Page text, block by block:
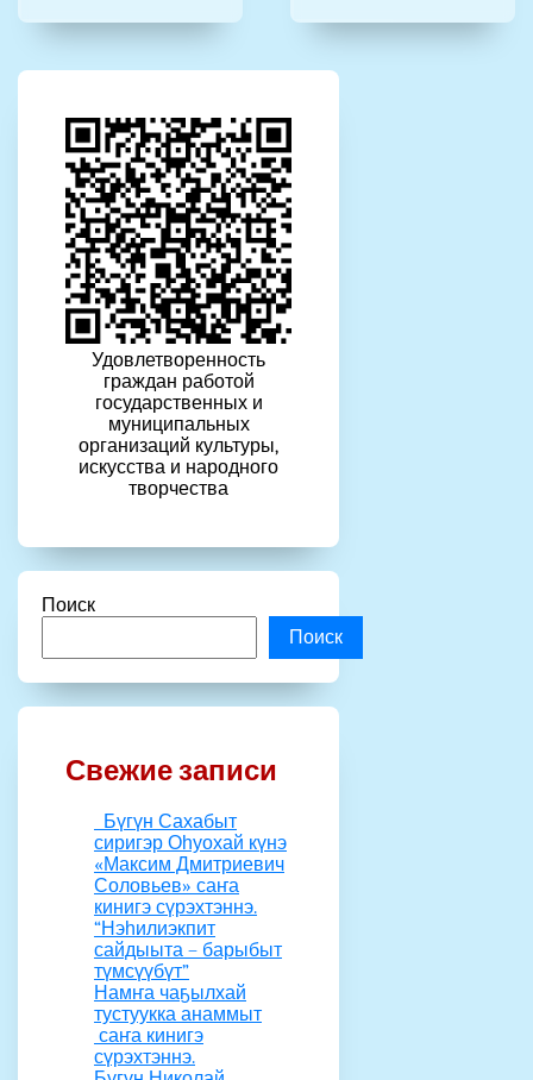
Удовлетворенность
граждан работой
государственных и
муниципальных
организаций культуры,
искусства и народного
творчества
Поиск
Поиск
Свежие записи
Бүгүн Сахабыт
сиригэр Оһуохай күнэ
«Максим Дмитриевич
Соловьев» саҥа
кинигэ сүрэхтэннэ.
“Нэһилиэкпит
сайдыыта – барыбыт
түмсүүбүт”
Намҥа чаҕылхай
тустуукка анаммыт
саҥа кинигэ
сүрэхтэннэ.